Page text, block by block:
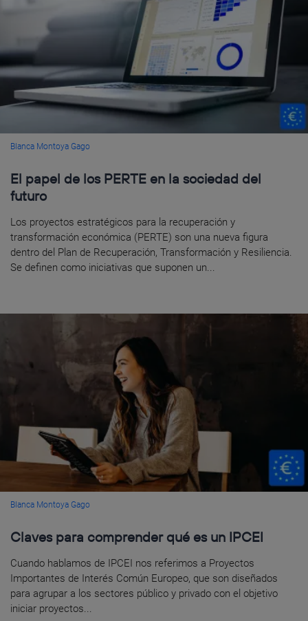
Blanca Montoya Gago
El papel de los PERTE en la sociedad del
futuro
Los proyectos estratégicos para la recuperación y
transformación económica (PERTE) son una nueva figura
dentro del Plan de Recuperación, Transformación y Resiliencia.
Se definen como iniciativas que suponen un...
Blanca Montoya Gago
Claves para comprender qué es un IPCEI
Cuando hablamos de IPCEI nos referimos a Proyectos
Importantes de Interés Común Europeo, que son diseñados
para agrupar a los sectores público y privado con el objetivo
iniciar proyectos...